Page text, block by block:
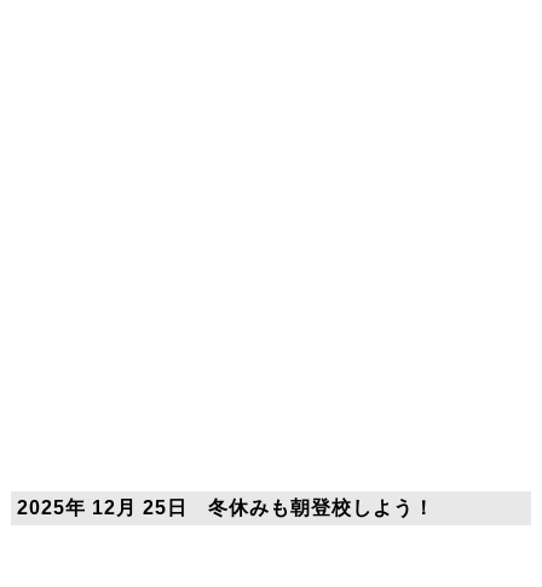
2025年 12月 25日 冬休みも朝登校しよう！